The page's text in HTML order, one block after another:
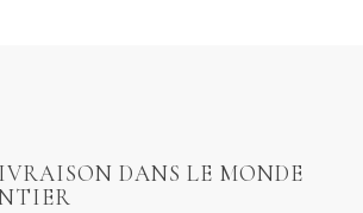
DANS LE MONDE